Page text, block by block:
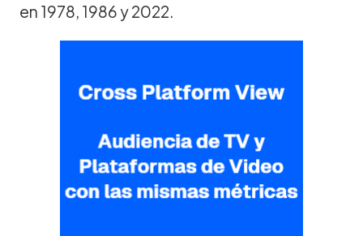
en 1978, 1986 y 2022.